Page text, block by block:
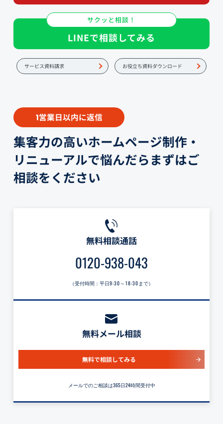
サクッと相談！
LINEで相談してみる
サービス資料請求 お役立ち資料ダウンロード
1営業日以内に返信
集客力の高いホームページ制作・
リニューアルで悩んだらまずはご
相談をください
無料相談通話
0120-938-043
（受付時間：平日9:30～18:30 まで）
無料メール相談
無料で相談してみる
メールでのご相談は365日24時間受付中